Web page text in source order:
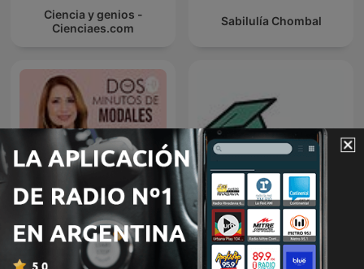
Ciencia y genios -
Cienciaes.com
Sabilulía Chombal
Dos Minutos de Modales
Doctorando, que no es
poco